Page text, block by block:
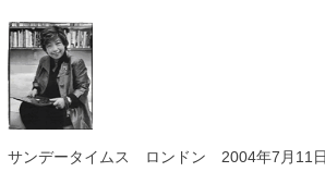
サンデータイムス ロンドン 2004年7月11